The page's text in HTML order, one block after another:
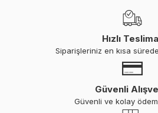
Hızlı
Siparişleriniz en kısa
Güvenli
Güvenli ve kolay